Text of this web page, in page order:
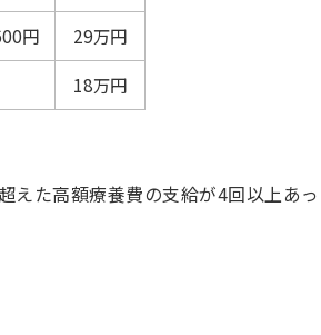
円
29万円
18万円
えた高額療養費の支給が4回以上あっ